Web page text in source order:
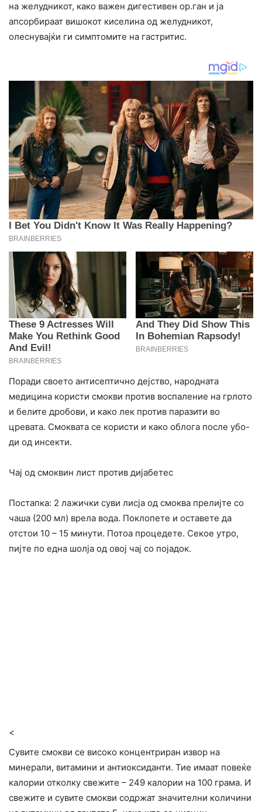
на желудникот, како важен дигестивен ор.ган и ја
апсорбираат вишокот киселина од желудникот,
олеснувајќи ги симптомите на гастритис.
Поради своето антисептично дејство, народната
медицина користи смокви против воспаление на грлото
и белите дробови, и како лек против паразити во
цревата. Смоквата се користи и како облога после убо-
ди од инсекти.
Чај од смоквин лист против дијабетес
Постапка: 2 лажички суви лисја од смоква прелијте со
чаша (200 мл) врела вода. Поклопете и оставете да
отстои 10 – 15 минути. Потоа процедете. Секое утро,
пијте по една шолја од овој чај со појадок.
<
Сувите смокви се високо концентриран извор на
минерали, витамини и антиоксиданти. Тие имаат повеќе
калории отколку свежите – 249 калории на 100 грама. И
свежите и сувите смокви содржат значителни количини